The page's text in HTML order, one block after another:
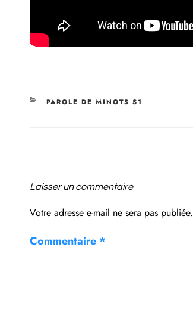
PAROLE DE MINOTS S1
Laisser un commentaire
Votre adresse e-mail ne sera pas publiée.
Commentaire *